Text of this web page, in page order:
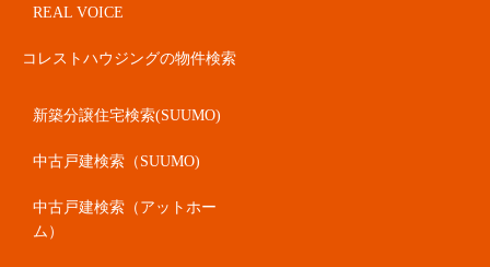
REAL VOICE
コレストハウジングの物件検索
新築分譲住宅検索(SUUMO)
中古戸建検索（SUUMO)
中古戸建検索（アットホー
ム）